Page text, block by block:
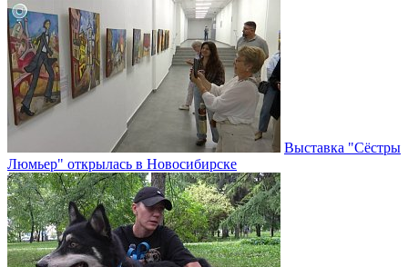
Выставка "Сёстры
Люмьер" открылась в Новосибирске